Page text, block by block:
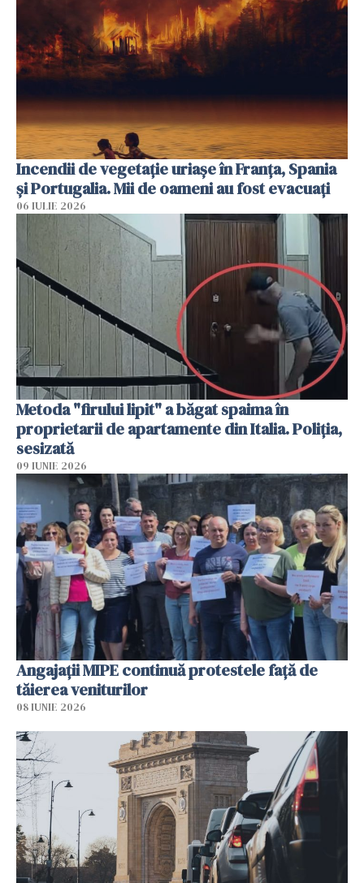
Incendii de vegetație uriașe în Franța, Spania
și Portugalia. Mii de oameni au fost evacuați
06 IULIE 2026
Metoda "firului lipit" a băgat spaima în
proprietarii de apartamente din Italia. Poliția,
sesizată
09 IUNIE 2026
Angajaţii MIPE continuă protestele faţă de
tăierea veniturilor
08 IUNIE 2026